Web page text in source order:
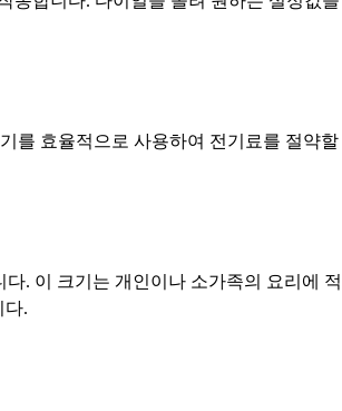
를 효율적으로 사용하여 전기료를 절약
. 이 크기는 개인이나 소가족의 요리에
다.